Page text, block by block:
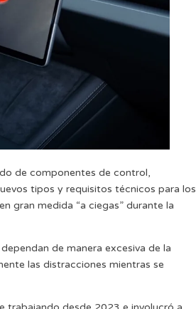
de componentes de control,
tipos y requisitos técnicos para los
gran medida “a ciegas” durante la
de manera excesiva de la
las distracciones mientras se